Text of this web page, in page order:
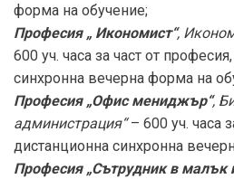
форма на обучение;
Професия „ Икономист“,
600 уч. часа за част от
синхронна вечерна форма на
Професия „Офис мениджър“,
администрация“– 600 уч. часа
дистанционна синхронна
Професия „Сътрудник в малък